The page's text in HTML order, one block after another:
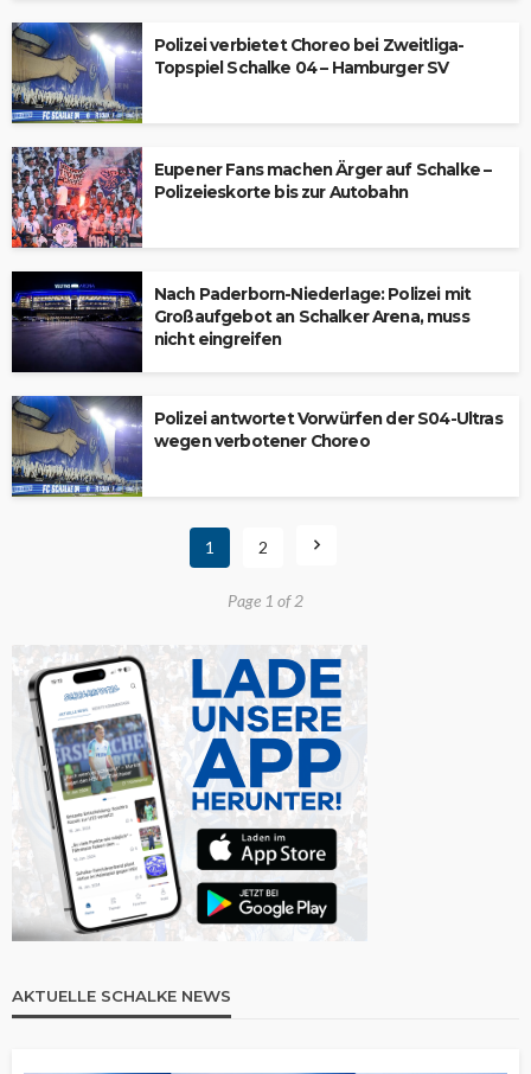
Polizei verbietet Choreo bei Zweitliga-
Topspiel Schalke 04 – Hamburger SV
Eupener Fans machen Ärger auf Schalke –
Polizeieskorte bis zur Autobahn
Nach Paderborn-Niederlage: Polizei mit
Großaufgebot an Schalker Arena, muss
nicht eingreifen
Polizei antwortet Vorwürfen der S04-Ultras
wegen verbotener Choreo
1 2
Page 1 of 2
AKTUELLE SCHALKE NEWS